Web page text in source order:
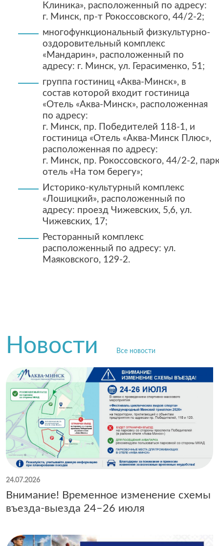
Клиника», расположенный по адресу:
г. Минск, пр-т Рокоссовского, 44/2-2;
многофункциональный физкультурно-
оздоровительный комплекс
«Мандарин», расположенный по
адресу: г. Минск, ул. Герасименко, 51;
группа гостиниц «Аква-Минск», в
состав которой входит гостиница
«Отель «Аква-Минск», расположенная
по адресу:
г. Минск, пр. Победителей 118-1, и
гостиница «Отель «Аква-Минск Плюс»,
расположенная по адресу:
г. Минск, пр. Рокоссовского, 44/2-2,
отель «На том берегу»;
Историко-культурный комплекс
«Лошицкий», расположенный по
адресу: проезд Чижевских, 5,6, ул.
Чижевских, 17;
Ресторанный комплекс
расположенный по адресу: ул.
Маяковского, 129-2.
Новости Все новости
24.07.2026
Внимание! Временное изменение схемы
въезда-выезда 24–26 июля